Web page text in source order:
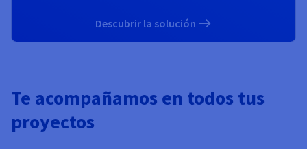
Descubrir la solución
Te acompañamos en todos tus
proyectos